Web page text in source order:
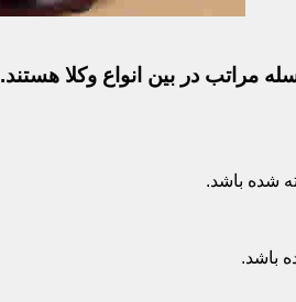
در بین انواع وکلا